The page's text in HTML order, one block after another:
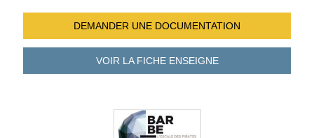
DEMANDER UNE DOCUMENTATION
VOIR LA FICHEENSEIGNE